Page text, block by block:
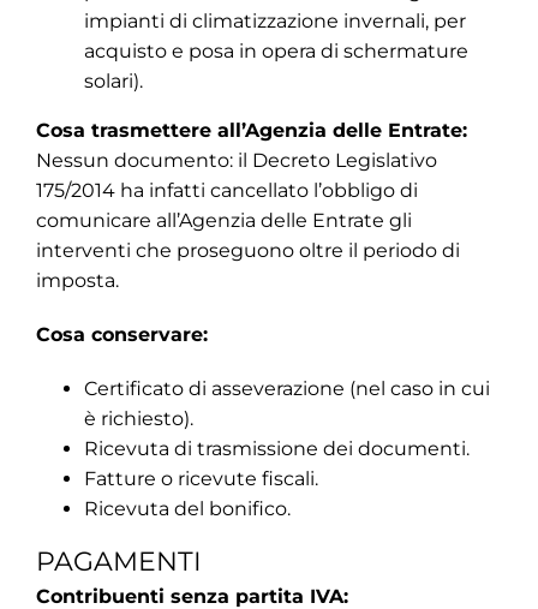
impianti di climatizzazione invernali, per
acquisto e posa in opera di schermature
solari).
Cosa trasmettere all’Agenzia delle Entrate:
Nessun documento: il Decreto Legislativo
175/2014 ha infatti cancellato l’obbligo di
comunicare all’Agenzia delle Entrate gli
interventi che proseguono oltre il periodo di
imposta.
Cosa conservare:
Certificato di asseverazione (nel caso in cui
è richiesto).
Ricevuta di trasmissione dei documenti.
Fatture o ricevute fiscali.
Ricevuta del bonifico.
PAGAMENTI
Contribuenti senza partita IVA: